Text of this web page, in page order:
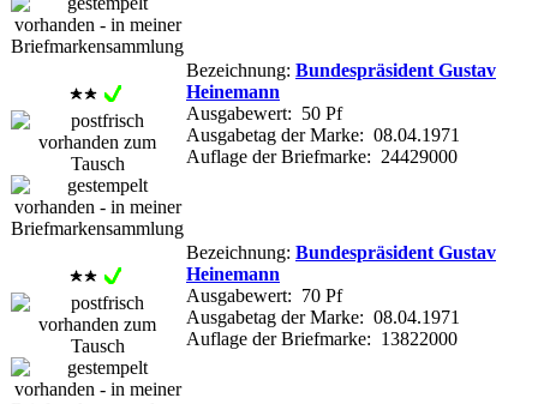
Bezeichnung: Bundespräsident Gustav
Heinemann
Ausgabewert: 50 Pf
Ausgabetag der Marke: 08.04.1971
Auflage der Briefmarke: 24429000
Bezeichnung: Bundespräsident Gustav
Heinemann
Ausgabewert: 70 Pf
Ausgabetag der Marke: 08.04.1971
Auflage der Briefmarke: 13822000